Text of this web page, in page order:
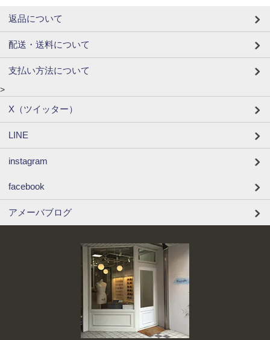
返品について
配送・送料について
支払い方法について
>
X（ツイッター）
LINE
instagram
facebook
アメーバブログ